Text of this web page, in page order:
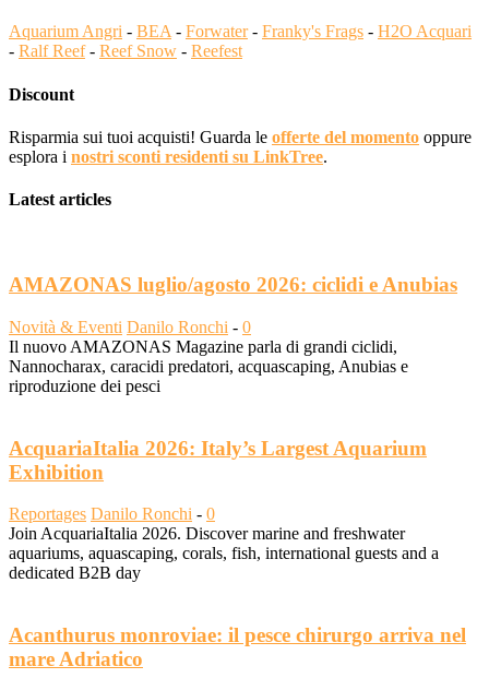
Aquarium Angri - BEA- Forwater- Franky's Frags - H2O Acquari
- Ralf Reef- Reef Snow - Reefest
Discount
Risparmia sui tuoi acquisti! Guarda le offerte del momento oppure
esplora i nostri sconti residenti su LinkTree.
Latest articles
AMAZONAS luglio/agosto 2026: ciclidi e Anubias
Novità & Eventi Danilo Ronchi - 0
Il nuovo AMAZONAS Magazine parla di grandi ciclidi,
Nannocharax, caracidi predatori, acquascaping, Anubias e
riproduzione dei pesci
AcquariaItalia 2026: Italy’s Largest Aquarium
Exhibition
Reportages Danilo Ronchi - 0
Join AcquariaItalia 2026. Discover marine and freshwater
aquariums, aquascaping, corals, fish, international guests and a
dedicated B2B day
Acanthurus monroviae: il pesce chirurgo arriva nel
mare Adriatico